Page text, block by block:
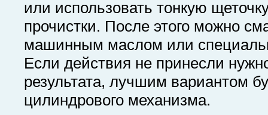
или использовать тонкую
прочистки. После этого можно
машинным маслом или
Если действия не принесли
результата, лучшим вариантом
цилиндрового механизма.